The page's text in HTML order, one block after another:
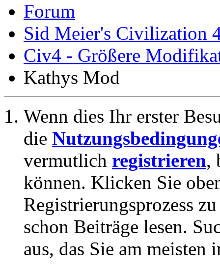
Forum
Sid Meier's Civilization
Civ4 - Größere
Kathys Mod
Wenn dies Ihr erster
die
vermutlich registrieren,
können. Klicken Sie
Registrierungsprozess
schon Beiträge lesen.
aus, das Sie am meisten